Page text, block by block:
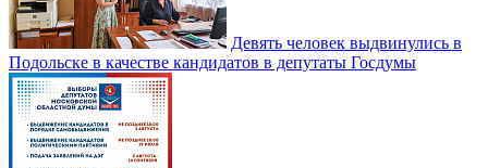
Девять человек выдвинулись в
Подольске в качестве кандидатов в депутаты Госдумы